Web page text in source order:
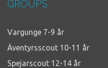
GROUPS
Vargunge 7-9 år
Äventyrsscout 10-11 år
Spejarscout 12-14 år